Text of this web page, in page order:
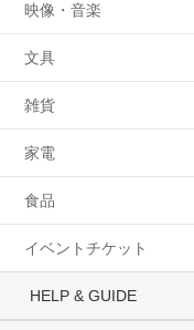
映像・音楽
文具
雑貨
家電
食品
イベントチケット
HELP & GUIDE